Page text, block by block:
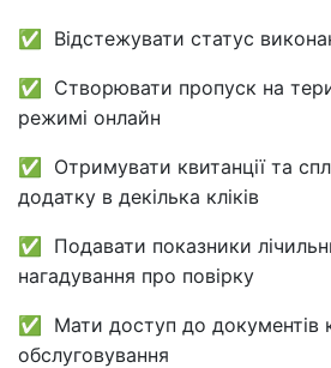
✅ Відстежувати статус
✅ Створювати пропуск на
режимі онлайн
✅ Отримувати квитанції та
додатку в декілька кліків
✅ Подавати показники
нагадування про повірку
✅ Мати доступ до документів
обслуговування